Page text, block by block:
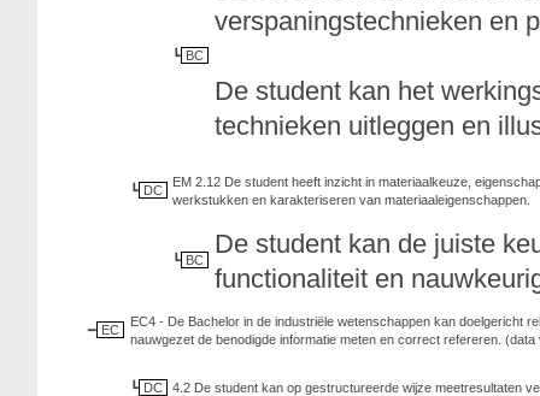
BC
verspaningstechnieken en
De student kan het
technieken uitleggen en
DC
EM 2.12 De student heeft inzicht in materiaalkeuze,
werkstukken en karakteriseren van materiaaleigenschappen.
BC
De student kan de juiste
functionaliteit en
EC
EC4 - De Bachelor in de industriële wetenschappen kan doelgericht
nauwgezet de benodigde informatie meten en correct refereren.
DC 4.2 De student kan op gestructureerde wijze meetresultaten